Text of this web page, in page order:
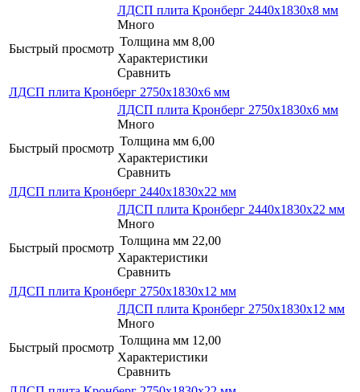
Быстрый просмотр
ЛДСП плита Кронберг 2440х1830x8 мм
Много
Толщина мм 8,00
Характеристики
Сравнить
ЛДСП плита Кронберг 2750х1830x6 мм
Быстрый просмотр
ЛДСП плита Кронберг 2750х1830x6 мм
Много
Толщина мм 6,00
Характеристики
Сравнить
ЛДСП плита Кронберг 2440х1830x22 мм
Быстрый просмотр
ЛДСП плита Кронберг 2440х1830x22 мм
Много
Толщина мм 22,00
Характеристики
Сравнить
ЛДСП плита Кронберг 2750х1830x12 мм
Быстрый просмотр
ЛДСП плита Кронберг 2750х1830x12 мм
Много
Толщина мм 12,00
Характеристики
Сравнить